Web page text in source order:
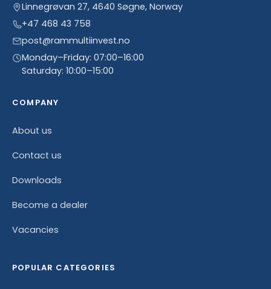
Linnegrøvan 27, 4640 Søgne, Norway
+47 468 43 758
post@rammultiinvest.no
Monday–Friday: 07:00–16:00
Saturday: 10:00–15:00
COMPANY
About us
Contact us
Downloads
Become a dealer
Vacancies
POPULAR CATEGORIES